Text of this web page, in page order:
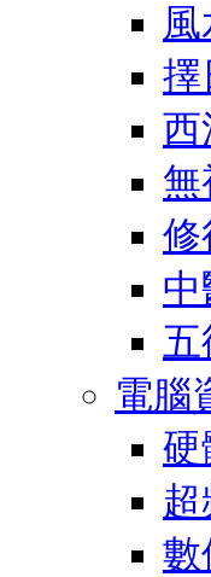
擇
西
無
修
中
五
電腦
硬
數